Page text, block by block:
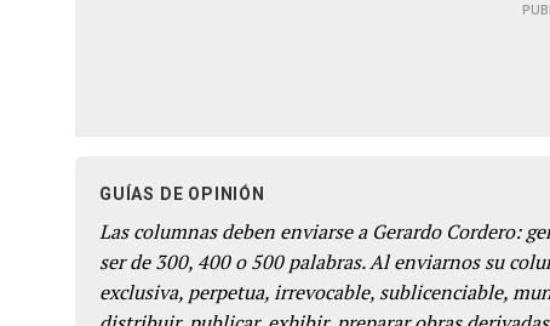
GUÍAS DE OPINIÓN
Las columnas deben enviarse a Gerardo Cordero:
ser de 300, 400 o 500 palabras. Al enviarnos su
exclusiva, perpetua, irrevocable, sublicenciable,